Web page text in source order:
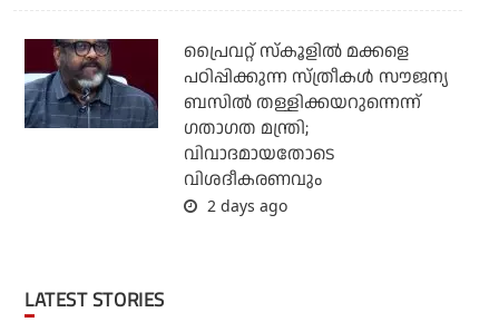
പ്രൈവറ്റ് സ്‌കൂളില്‍ മക്കളെ
പഠിപ്പിക്കുന്ന സ്ത്രീകള്‍ സൗജന്യ
ബസില്‍ തള്ളിക്കയറുന്നെന്ന്
ഗതാഗത മന്ത്രി;
വിവാദമായതോടെ
വിശദീകരണവും
2 days ago
LATEST STORIES